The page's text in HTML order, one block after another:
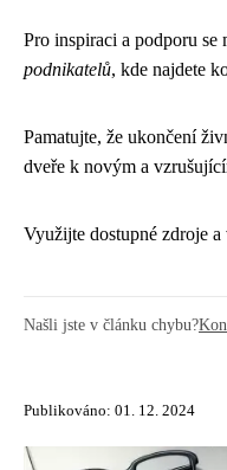
Pro inspiraci a podporu se
podnikatelů, kde najdete
Pamatujte, že ukončení
dveře k novým a
Využijte dostupné zdroje
Našli jste v článku chybu?
Publikováno: 01. 12. 2024